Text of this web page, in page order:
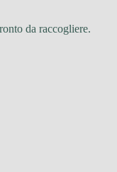
da raccogliere.